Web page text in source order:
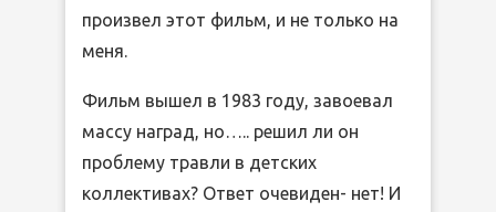
произвел этот фильм, и не только на
меня.
Фильм вышел в 1983 году, завоевал
массу наград, но….. решил ли он
проблему травли в детских
коллективах? Ответ очевиден- нет! И